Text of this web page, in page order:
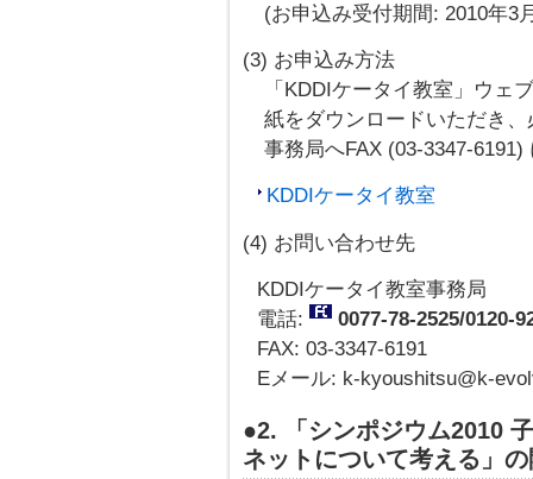
(お申込み受付期間: 2010年3
(3) お申込み方法
「KDDIケータイ教室」ウェ
紙をダウンロードいただき
事務局へFAX (03-3347-
KDDIケータイ教室
(4) お問い合わせ先
KDDIケータイ教室事務局
電話:
0077-78-2525/0120-
FAX: 03-3347-6191
Eメール: k-kyoushitsu@k-
●2. 「シンポジウム2010
ネットについて考える」